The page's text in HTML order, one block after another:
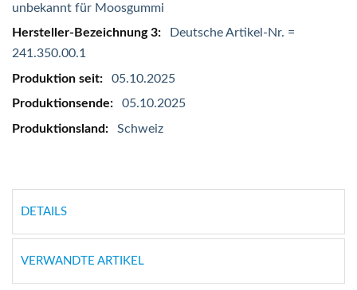
unbekannt für Moosgummi
Deutsche Artikel-Nr. =
241.350.00.1
05.10.2025
05.10.2025
Schweiz
DETAILS
VERWANDTE ARTIKEL